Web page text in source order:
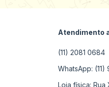
Atendimento
(11) 2081 0684
WhatsApp: (11)
Loja física: Rua